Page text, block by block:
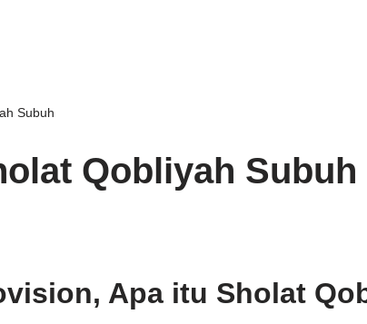
Subuh
Qobliyah Subuh
Apa itu Sholat